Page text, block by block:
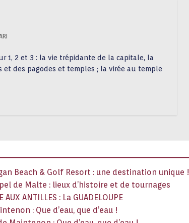
1, 2 et 3 : la vie trépidante de la capitale, la
et des pagodes et temples ; la virée au temple
Beach & Golf Resort : une destination unique !
de Malte : lieux d’histoire et de tournages
AUX ANTILLES : La GUADELOUPE
: Que d’eau, que d’eau !